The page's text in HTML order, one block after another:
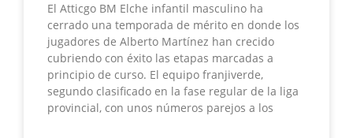
El Atticgo BM Elche infantil masculino ha
cerrado una temporada de mérito en donde los
jugadores de Alberto Martínez han crecido
cubriendo con éxito las etapas marcadas a
principio de curso. El equipo franjiverde,
segundo clasificado en la fase regular de la liga
provincial, con unos números parejos a los